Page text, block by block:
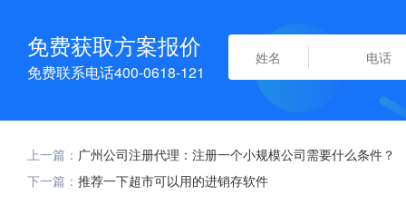
免费获取方案报价
免费联系电话400-0618-121
上一篇： 广州公司注册代理：注册一个小规模公司需要什么条件？
下一篇： 推荐一下超市可以用的进销存软件